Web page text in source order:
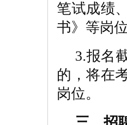
笔试成绩
书》等岗
3.报名
的，将在
岗位。